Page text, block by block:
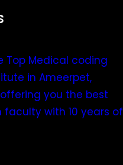
Top Medical coding
in Ameerpet,
you the best
faculty with 10 years of